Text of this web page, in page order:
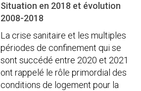
Situation en 2018 et évolution
2008-2018
La crise sanitaire et les multiples
périodes de confinement qui se
sont succédé entre 2020 et 2021
ont rappelé le rôle primordial des
conditions de logement pour la